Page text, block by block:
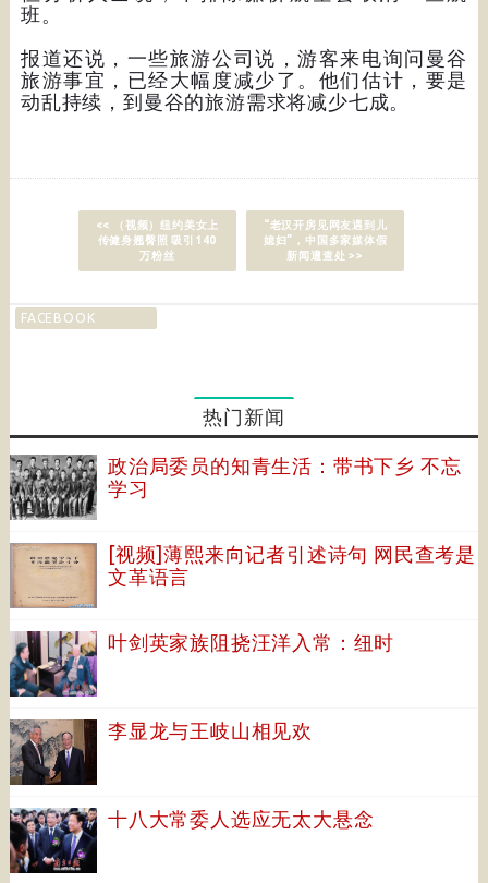
班。
报道还说，一些旅游公司说，游客来电询问曼谷
旅游事宜，已经大幅度减少了。他们估计，要是
动乱持续，到曼谷的旅游需求将减少七成。
<< （视频）纽约美女上
传健身翘臀照 吸引140
万粉丝
“老汉开房见网友遇到儿
媳妇”，中国多家媒体假
新闻遭查处 >>
FACEBOOK
热门新闻
政治局委员的知青生活：带书下乡 不忘
学习
[视频]薄熙来向记者引述诗句 网民查考是
文革语言
叶剑英家族阻挠汪洋入常：纽时
李显龙与王岐山相见欢
十八大常委人选应无太大悬念